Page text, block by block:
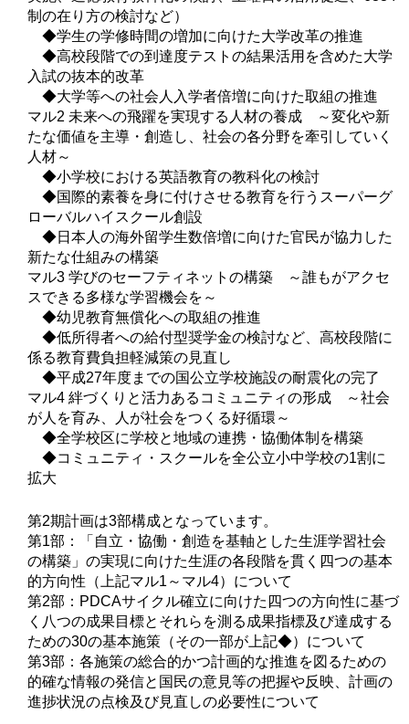
制の在り方の検討など）
◆学生の学修時間の増加に向けた大学改革の推進
◆高校段階での到達度テストの結果活用を含めた大学
入試の抜本的改革
◆大学等への社会人入学者倍増に向けた取組の推進
マル2 未来への飛躍を実現する人材の養成 ～変化や新
たな価値を主導・創造し、社会の各分野を牽引していく
人材～
◆小学校における英語教育の教科化の検討
◆国際的素養を身に付けさせる教育を行うスーパーグ
ローバルハイスクール創設
◆日本人の海外留学生数倍増に向けた官民が協力した
新たな仕組みの構築
マル3 学びのセーフティネットの構築 ～誰もがアクセ
スできる多様な学習機会を～
◆幼児教育無償化への取組の推進
◆低所得者への給付型奨学金の検討など、高校段階に
係る教育費負担軽減策の見直し
◆平成27年度までの国公立学校施設の耐震化の完了
マル4 絆づくりと活力あるコミュニティの形成 ～社会
が人を育み、人が社会をつくる好循環～
◆全学校区に学校と地域の連携・協働体制を構築
◆コミュニティ・スクールを全公立小中学校の1割に
拡大
第2期計画は3部構成となっています。
第1部：「自立・協働・創造を基軸とした生涯学習社会
の構築」の実現に向けた生涯の各段階を貫く四つの基本
的方向性（上記マル1～マル4）について
第2部：PDCAサイクル確立に向けた四つの方向性に基づ
く八つの成果目標とそれらを測る成果指標及び達成する
ための30の基本施策（その一部が上記◆）について
第3部：各施策の総合的かつ計画的な推進を図るための
的確な情報の発信と国民の意見等の把握や反映、計画の
進捗状況の点検及び見直しの必要性について